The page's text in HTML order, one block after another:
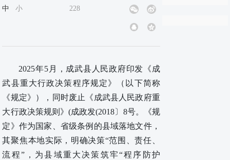
中 小 228
2025年5月，成武县 人民政府印发《成
武县重大行政决策程序规定》（以下简称
《规定》），同时废止
《成武县人民政府重
大行政决策规则》(成政发(2018〕8号。《规
定》作为国家、省级条例的县域落地文件，
其聚焦本地实际，明确决策“范围、责任、
流程”，为县域重大决策筑牢“程序防护